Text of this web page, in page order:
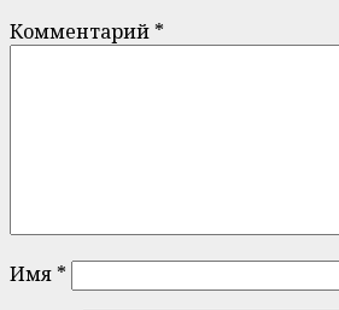
Комментарий *
Имя *